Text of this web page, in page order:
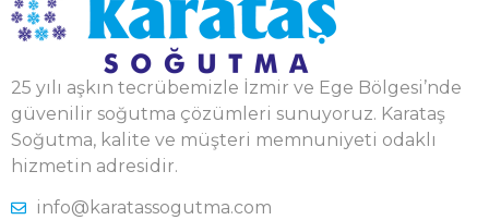
25 yılı aşkın tecrübemizle İzmir ve Ege Bölgesi’nde
güvenilir soğutma çözümleri sunuyoruz. Karataş
Soğutma, kalite ve müşteri memnuniyeti odaklı
hizmetin adresidir.
info@karatassogutma.com